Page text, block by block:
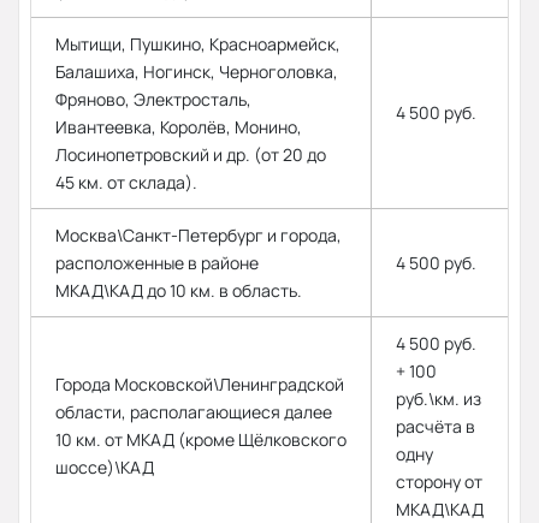
Мытищи, Пушкино, Красноармейск,
Балашиха, Ногинск, Черноголовка,
Фряново, Электросталь,
Ивантеевка, Королёв, Монино,
Лосинопетровский и др. (от 20 до
45 км. от склада).
4 500 руб.
Москва\Санкт-Петербург и города,
расположенные в районе
МКАД\КАД до 10 км. в область.
4 500 руб.
Города Московской\Ленинградской
области, располагающиеся далее
10 км. от МКАД (кроме Щёлковского
шоссе)\КАД
4 500 руб.
+ 100
руб.\км. из
расчёта в
одну
сторону от
МКАД\КАД